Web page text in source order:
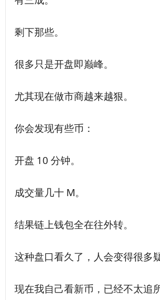
剩下那些。
很多只是开盘即巅峰。
尤其现在做市商越来越狠。
你会发现有些币：
开盘 10 分钟。
成交量几十 M。
结果链上钱包全在往外转。
这种盘口看久了，人会变得很多疑
现在我自己看新币，已经不太追